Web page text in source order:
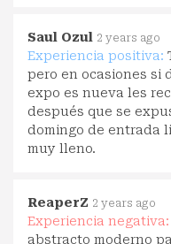
Saul Ozul 2 years ago
Experiencia positiva:
pero en ocasiones si
expo es nueva les
después que se
domingo de entrada
muy lleno.
ReaperZ 2 years ago
Experiencia negativa:
abstracto moderno